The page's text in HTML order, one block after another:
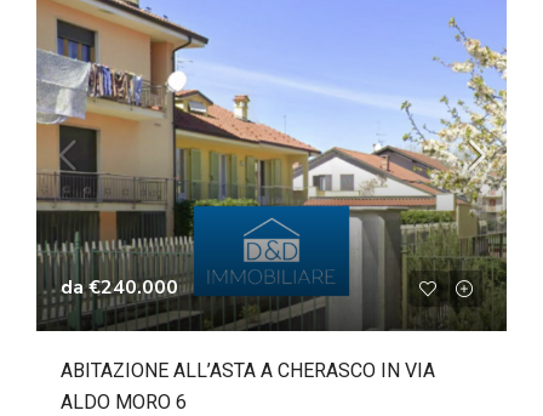
da€240.000
ABITAZIONE ALL’ASTA A CHERASCO IN VIA
ALDO MORO 6